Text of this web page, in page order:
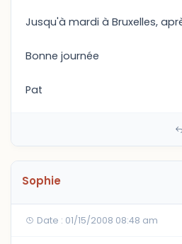
Jusqu'à mardi à Bruxelles,
Bonne journée
Pat
Sophie
Date : 01/15/2008 08:48 am